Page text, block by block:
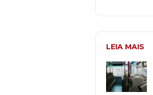
LEIA MAIS